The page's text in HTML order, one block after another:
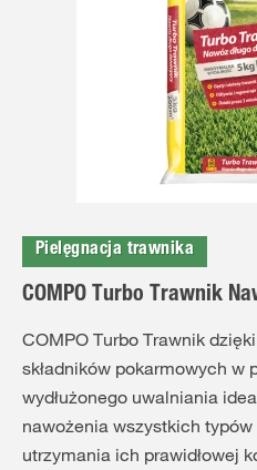
Pielęgnacja trawnika
COMPO Turbo Trawnik
COMPO Turbo Trawnik
składników pokarmowych w
wydłużonego uwalniania
nawożenia wszystkich
utrzymania ich prawidłowej